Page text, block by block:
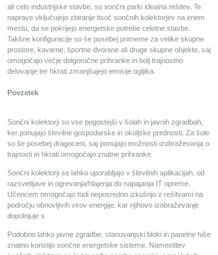
ali celo industrijske stavbe, so sončni parki idealna rešitev. Te
naprave vključujejo zbiranje tisoč sončnih kolektorjev na enem
mestu, da se pokrijejo energetske potrebe celotne stavbe.
Takšne konfiguracije so še posebej primerne za velike skupne
prostore, kavarne, športne dvorane ali druge skupne objekte, saj
omogočajo večje dolgoročne prihranke in bolj trajnostno
delovanje ter hkrati zmanjšujejo emisije ogljika.
Povzetek
Sončni kolektorji so vse pogostejši v šolah in javnih zgradbah,
ker ponujajo številne gospodarske in okoljske prednosti. Za šole
so še posebej dragoceni, saj ponujajo možnosti izobraževanja o
trajnosti in hkrati omogočajo znatne prihranke.
Sončni kolektorji se lahko uporabljajo v številnih aplikacijah, od
razsvetljave in ogrevanja/hlajenja do napajanja IT opreme.
Učencem omogočajo tudi neposredno izkušnjo z rešitvami na
področju obnovljivih virov energije, kar njihovo izobraževanje
dopolnjuje s
Podobno lahko javne zgradbe, stanovanjski bloki in panelne hiše
znatno koristijo sončne energetske sisteme. Namestitev